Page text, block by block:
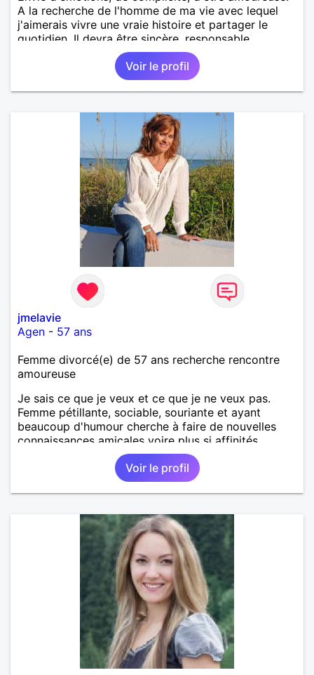
A la recherche de l'homme de ma vie avec lequel
j'aimerais vivre une vraie histoire et partager le
quotidien. Il devra être sincère, responsable,
ambitieux, entreprenant, fort de caractère et avec le
sens de l'humour. Il saura me chouchouter et me
mettre en valeur, me donner son amour et attention.
Merci de m'avoir lu et à bientôt...
Voir le profil
jmelavie
Agen - 57 ans
Femme divorcé(e) de 57 ans recherche rencontre
amoureuse
Je sais ce que je veux et ce que je ne veux pas.
Femme pétillante, sociable, souriante et ayant
beaucoup d'humour cherche à faire de nouvelles
connaissances amicales voire plus si affinités.
Voir le profil